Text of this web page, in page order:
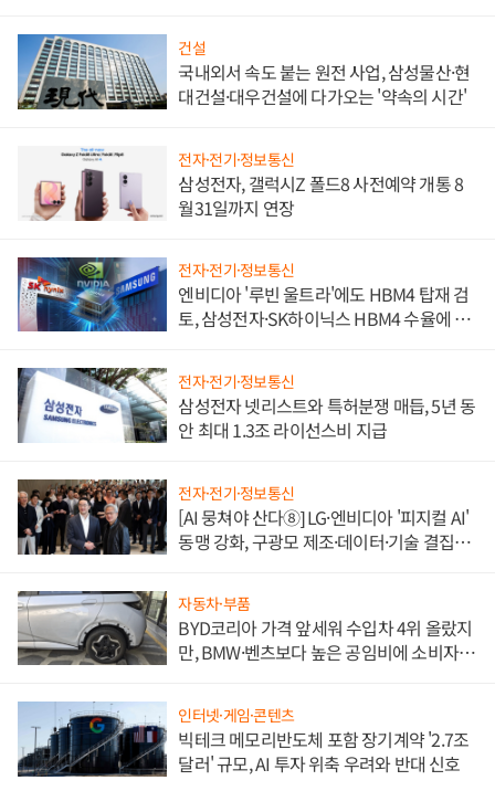
건설
국내외서 속도 붙는 원전 사업, 삼성물산·현
대건설·대우건설에 다가오는 '약속의 시간'
전자·전기·정보통신
삼성전자, 갤럭시Z 폴드8 사전예약 개통 8
월31일까지 연장
전자·전기·정보통신
엔비디아 '루빈 울트라'에도 HBM4 탑재 검
토, 삼성전자·SK하이닉스 HBM4 수율에 주
전자·전기·정보통신
삼성전자 넷리스트와 특허분쟁 매듭, 5년 동
안 최대 1.3조 라이선스비 지급
전자·전기·정보통신
[AI 뭉쳐야 산다⑧] LG·엔비디아 '피지컬 AI'
동맹 강화, 구광모 제조·데이터·기술 결집
자동차·부품
BYD코리아 가격 앞세워 수입차 4위 올랐지
만, BMW·벤츠보다 높은 공임비에 소비자
인터넷·게임·콘텐츠
빅테크 메모리반도체 포함 장기계약 '2.7조
달러' 규모, AI 투자 위축 우려와 반대 신호